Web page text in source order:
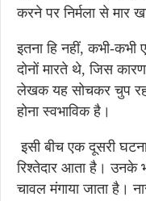
करने पर निर्मला से मार
इतना हि नहीं, कभी-कभी
दोनों मारते थे, जिस
लेखक यह सोचकर चुप
होना स्वभाविक है।
इसी बीच एक दूसरी
रिश्तेदार आता है। उनके
चावल मंगाया जाता है।